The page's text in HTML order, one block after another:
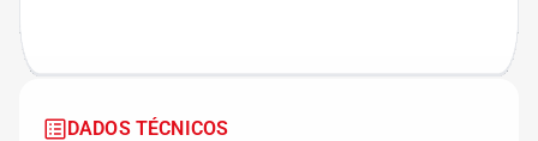
DADOS TÉCNICOS